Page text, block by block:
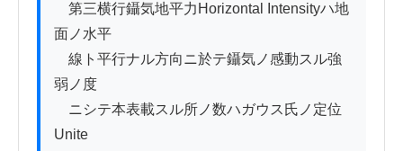
第三横行鑷気地平力Horizontal Intensityハ地
面ノ水平
線ト平行ナル方向ニ於テ鑷気ノ感動スル強
弱ノ度
ニシテ本表載スル所ノ数ハガウス氏ノ定位
Unite